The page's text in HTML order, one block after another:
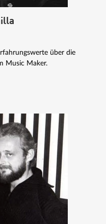
über die
Music Maker.